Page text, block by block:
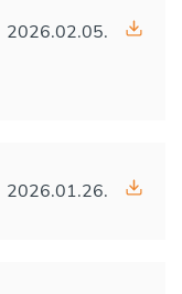
2026.02.05.
2026.01.26.